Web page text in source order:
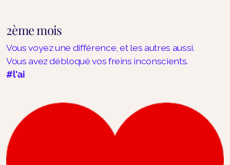
2ème mois
Vous voyez une différence, et les autres aussi.
Vous avez débloqué vos freins inconscients.
#l'ai